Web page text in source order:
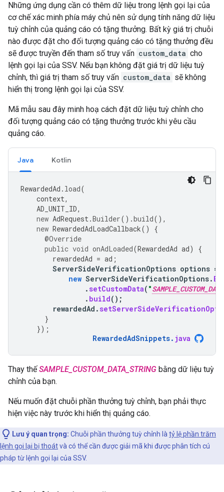
Những ứng dụng cần có thêm dữ liệu trong lệnh gọi lại của
cơ chế xác minh phía máy chủ nên sử dụng tính năng dữ liệu
tuỳ chỉnh của quảng cáo có tặng thưởng. Bất kỳ giá trị chuỗi
nào được đặt cho đối tượng quảng cáo có tặng thưởng đều
sẽ được truyền đến tham số truy vấn custom_data cho
lệnh gọi lại của SSV. Nếu bạn không đặt giá trị dữ liệu tuỳ
chỉnh, thì giá trị tham số truy vấn custom_data sẽ không
hiển thị trong lệnh gọi lại của SSV.
Mã mẫu sau đây minh hoạ cách đặt dữ liệu tuỳ chỉnh cho
đối tượng quảng cáo có tặng thưởng trước khi yêu cầu
quảng cáo.
Java Kotlin
RewardedAd . load(
context,
AD_UNIT_ID,
new AdRequest.Builder().build(),
new RewardedAdLoadCallback()
{
@Override
public void onAdLoaded(RewardedAd ad)
{
rewardedAd = ad ;
ServerSideVerificationOptions options =
new ServerSideVerificationOptions.
. setCustomData( "
. build();
rewardedAd .
}
});
RewardedAdSnippets. java
Thay thếSAMPLE_CUSTOM_DATA_STRING bằng dữ liệu tuỳ
chỉnh của bạn.
Nếu muốn đặt chuỗi phần thưởng tuỳ chỉnh, bạn phải thực
hiện việc này trước khi hiển thị quảng cáo.
Lưu ý quan trọng: Chuỗi phần thưởng tuỳ chỉnh là tỷ lệ phần trăm
lệnh gọi lại bị thoátvà có thể cần được giải mã khi được phân tích cú
pháp từ lệnh gọi lại của SSV.